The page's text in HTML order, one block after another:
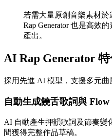
若需大量原創音樂素材
Rap Generator 也是高效
產出。
AI Rap Generator
採用先進 AI 模型，支援多元曲
自動生成饒舌歌詞與 Flow
AI 自動產生押韻歌詞及節奏變
間獲得完整作品草稿。